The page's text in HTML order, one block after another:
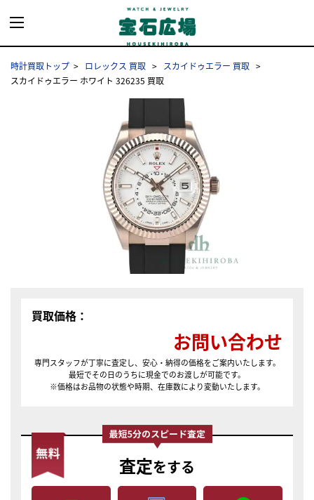
時計買取トップ ロレックス 買取
スカイドゥエラー 買取
スカイドゥエラー ホワイト 326235 買取
買取価格：
お問い合わせ
専門スタッフが丁寧に査定し、安心・納得の価格をご案内いたします。
最短でその日のうちに現金でのお渡しが可能です。
※価格はお品物の状態や時期、在庫数により変動いたします。
査定をする